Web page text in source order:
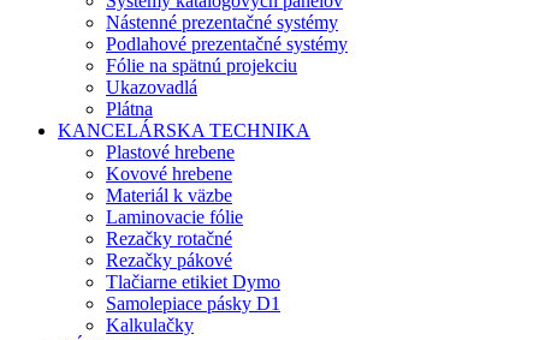
Nástenné prezentačné systémy
Podlahové prezentačné systémy
Fólie na spätnú projekciu
Ukazovadlá
Plátna
KANCELÁRSKA TECHNIKA
Plastové hrebene
Kovové hrebene
Materiál k väzbe
Laminovacie fólie
Rezačky rotačné
Rezačky pákové
Tlačiarne etikiet Dymo
Samolepiace pásky D1
Kalkulačky